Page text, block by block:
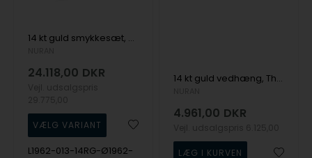
14 kt guld smykkesæt, The One Oval serien fra Nuran med ialt 0,92 ct Diamant
24.118,00 DKR
L1962-013-14RG-Ø1962-
14 kt guld vedhæng, The One Oval serien fra Nuran med ialt 0,13 ct Diamant
4.961,00 DKR